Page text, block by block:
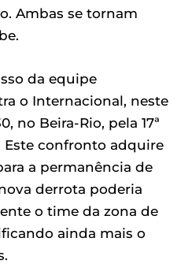
Ambas se tornam
da equipe
o Internacional, neste
no Beira-Rio, pela 17ª
Este confronto adquire
a permanência de
derrota poderia
o time da zona de
ainda mais o